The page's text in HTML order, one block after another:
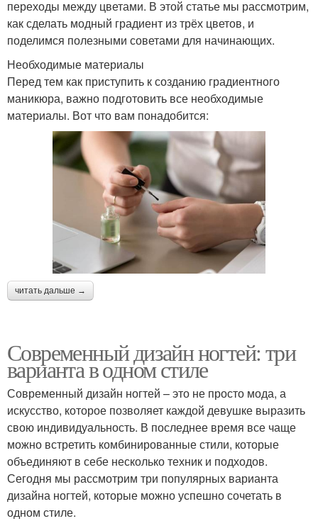
переходы между цветами. В этой статье мы рассмотрим,
как сделать модный градиент из трёх цветов, и
поделимся полезными советами для начинающих.
Необходимые материалы
Перед тем как приступить к созданию градиентного
маникюра, важно подготовить все необходимые
материалы. Вот что вам понадобится:
читать дальше →
Современный дизайн ногтей: три
варианта в одном стиле
Современный дизайн ногтей – это не просто мода, а
искусство, которое позволяет каждой девушке выразить
свою индивидуальность. В последнее время все чаще
можно встретить комбинированные стили, которые
объединяют в себе несколько техник и подходов.
Сегодня мы рассмотрим три популярных варианта
дизайна ногтей, которые можно успешно сочетать в
одном стиле.